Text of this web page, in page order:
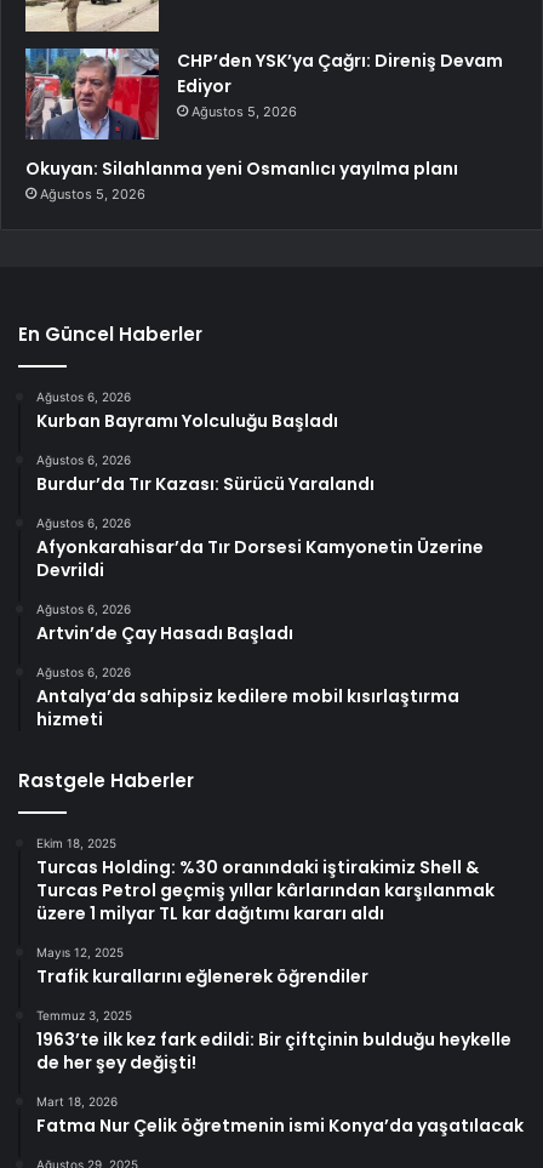
CHP’den YSK’ya Çağrı: Direniş Devam
Ediyor
Ağustos 5, 2026
Okuyan: Silahlanma yeni Osmanlıcı yayılma planı
Ağustos 5, 2026
En Güncel Haberler
Ağustos 6, 2026
Kurban Bayramı Yolculuğu Başladı
Ağustos 6, 2026
Burdur’da Tır Kazası: Sürücü Yaralandı
Ağustos 6, 2026
Afyonkarahisar’da Tır Dorsesi Kamyonetin Üzerine
Devrildi
Ağustos 6, 2026
Artvin’de Çay Hasadı Başladı
Ağustos 6, 2026
Antalya’da sahipsiz kedilere mobil kısırlaştırma
hizmeti
Rastgele Haberler
Ekim 18, 2025
Turcas Holding: %30 oranındaki iştirakimiz Shell &
Turcas Petrol geçmiş yıllar kârlarından karşılanmak
üzere 1 milyar TL kar dağıtımı kararı aldı
Mayıs 12, 2025
Trafik kurallarını eğlenerek öğrendiler
Temmuz 3, 2025
1963’te ilk kez fark edildi: Bir çiftçinin bulduğu heykelle
de her şey değişti!
Mart 18, 2026
Fatma Nur Çelik öğretmenin ismi Konya’da yaşatılacak
Ağustos 29, 2025